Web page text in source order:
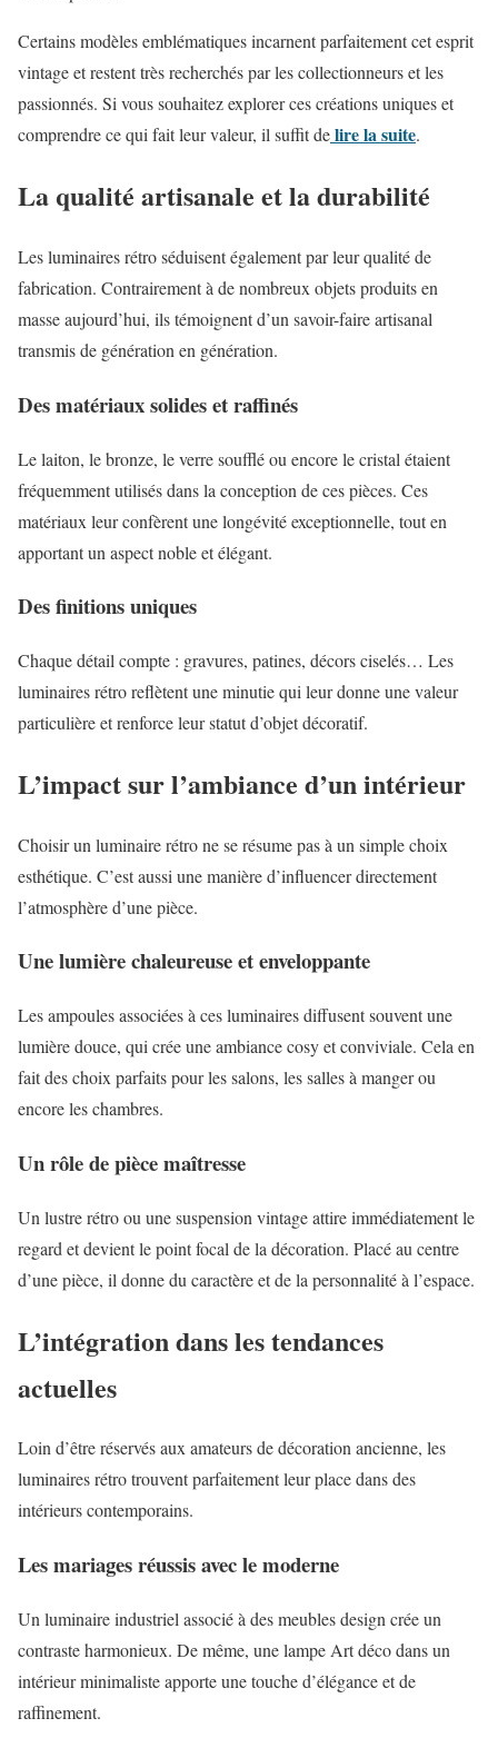
Certains modèles emblématiques incarnent parfaitement cet esprit
vintage et restent très recherchés par les collectionneurs et les
passionnés. Si vous souhaitez explorer ces créations uniques et
comprendre ce qui fait leur valeur, il suffit delire la suite.
La qualité artisanale et la durabilité
Les luminaires rétro séduisent également par leur qualité de
fabrication. Contrairement à de nombreux objets produits en
masse aujourd’hui, ils témoignent d’un savoir-faire artisanal
transmis de génération en génération.
Des matériaux solides et raffinés
Le laiton, le bronze, le verre soufflé ou encore le cristal étaient
fréquemment utilisés dans la conception de ces pièces. Ces
matériaux leur confèrent une longévité exceptionnelle, tout en
apportant un aspect noble et élégant.
Des finitions uniques
Chaque détail compte : gravures, patines, décors ciselés… Les
luminaires rétro reflètent une minutie qui leur donne une valeur
particulière et renforce leur statut d’objet décoratif.
L’impact sur l’ambiance d’un intérieur
Choisir un luminaire rétro ne se résume pas à un simple choix
esthétique. C’est aussi une manière d’influencer directement
l’atmosphère d’une pièce.
Une lumière chaleureuse et enveloppante
Les ampoules associées à ces luminaires diffusent souvent une
lumière douce, qui crée une ambiance cosy et conviviale. Cela en
fait des choix parfaits pour les salons, les salles à manger ou
encore les chambres.
Un rôle de pièce maîtresse
Un lustre rétro ou une suspension vintage attire immédiatement le
regard et devient le point focal de la décoration. Placé au centre
d’une pièce, il donne du caractère et de la personnalité à l’espace.
L’intégration dans les tendances
actuelles
Loin d’être réservés aux amateurs de décoration ancienne, les
luminaires rétro trouvent parfaitement leur place dans des
intérieurs contemporains.
Les mariages réussis avec le moderne
Un luminaire industriel associé à des meubles design crée un
contraste harmonieux. De même, une lampe Art déco dans un
intérieur minimaliste apporte une touche d’élégance et de
raffinement.